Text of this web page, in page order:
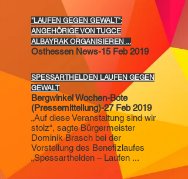
"LAUFEN GEGEN GEWALT":
ANGEHÖRIGE VON TUGCE
ALBAYRAK ORGANISIEREN ...
Osthessen News-15 Feb 2019
SPESSARTHELDEN LAUFEN GEGEN
GEWALT
Bergwinkel Wochen-Bote
(Pressemitteilung)-27 Feb 2019
„Auf diese Veranstaltung sind wir
stolz“, sagte Bürgermeister
Dominik Brasch bei der
Vorstellung des Benefizlaufes
„Spessarthelden – Laufen ...